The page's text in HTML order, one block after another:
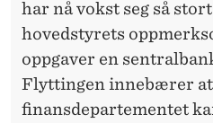
har nå vokst seg så
hovedstyrets
oppgaver en
Flyttingen innebærer at
finansdepartementet